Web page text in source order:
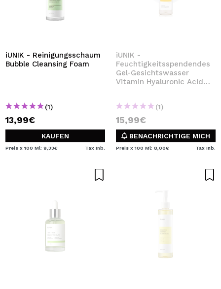
iUNIK - Reinigungsschaum
Bubble Cleansing Foam
(1)
13,99€
KAUFEN
Preis x 100 Ml: 9,33€ Tax Inb.
iUNIK -
Feuchtigkeitsspendendes
Gel-Gesichtswasser
Vitamin Hyaluronic Acid
(1)
15,99€
BENACHRICHTIGE MICH
Preis x 100 Ml: 8,00€ Tax Inb.